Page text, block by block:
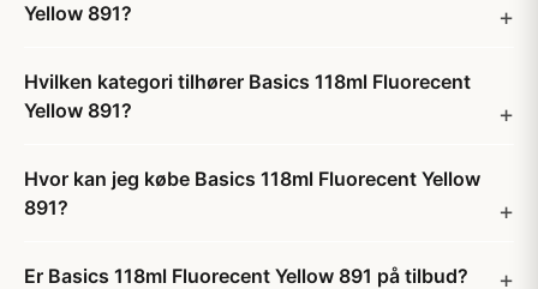
Yellow 891?
Hvilken kategori tilhører Basics 118ml Fluorecent
Yellow 891?
Hvor kan jeg købe Basics 118ml Fluorecent Yellow
891?
Er Basics 118ml Fluorecent Yellow 891 på tilbud?